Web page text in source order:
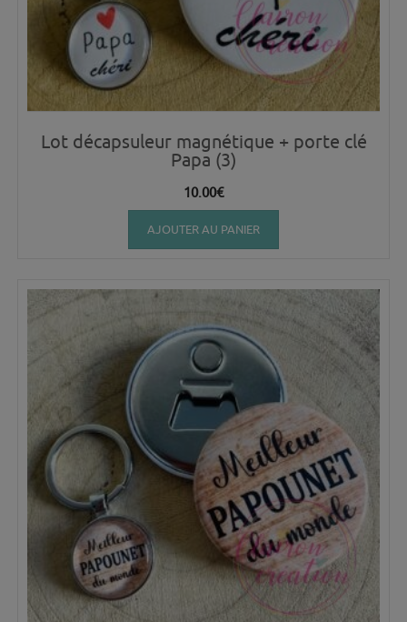
Lot décapsuleur magnétique + porte clé
Papa (3)
10.00€
AJOUTER AU PANIER